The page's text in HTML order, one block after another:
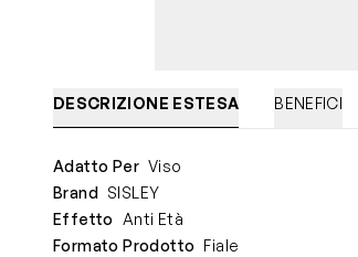
DESCRIZIONE ESTESA BENEFICI
Adatto Per Viso
Brand SISLEY
Effetto Anti Età
Formato Prodotto Fiale